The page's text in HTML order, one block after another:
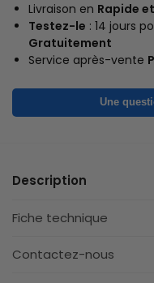
Livraison en Rapide
Testez-le : 14 jours
Gratuitement
Service après-vente
Une
Description
Fiche technique
Contactez-nous